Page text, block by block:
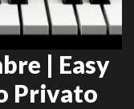
| Easy
Privato